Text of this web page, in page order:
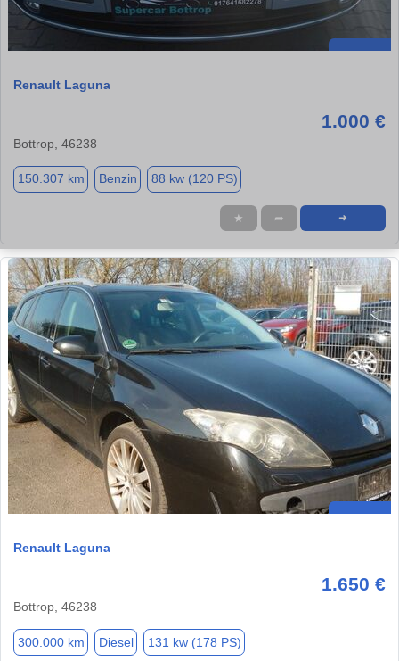
Renault Laguna
1.000 €
Bottrop, 46238
150.307 km Benzin 88 kw (120 PS)
★ ➦ ➜
Renault Laguna
1.650 €
Bottrop, 46238
300.000 km Diesel 131 kw (178 PS)